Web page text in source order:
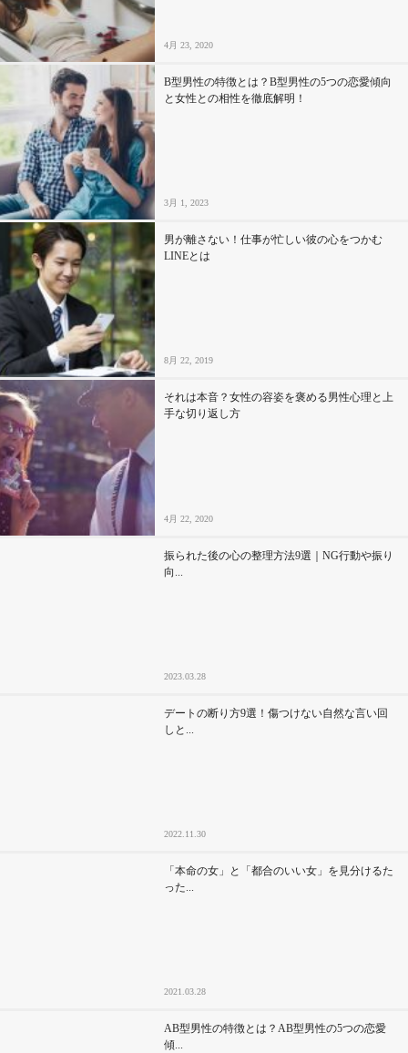
4月 23, 2020
B型男性の特徴とは？B型男性の5つの恋愛傾向
と女性との相性を徹底解明！
3月 1, 2023
男が離さない！仕事が忙しい彼の心をつかむ
LINEとは
8月 22, 2019
それは本音？女性の容姿を褒める男性心理と上
手な切り返し方
4月 22, 2020
振られた後の心の整理方法9選｜NG行動や振り
向...
2023.03.28
デートの断り方9選！傷つけない自然な言い回
しと...
2022.11.30
「本命の女」と「都合のいい女」を見分けるた
った...
2021.03.28
AB型男性の特徴とは？AB型男性の5つの恋愛
傾...